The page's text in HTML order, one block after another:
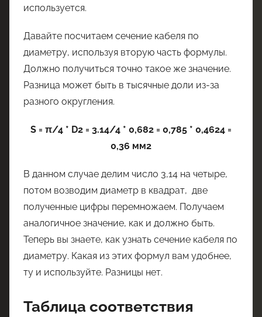
используется.
Давайте посчитаем сечение кабеля по
диаметру, используя вторую часть формулы.
Должно получиться точно такое же значение.
Разница может быть в тысячные доли из-за
разного округления.
S = π/4 * D2 = 3.14/4 * 0,682 = 0,785 * 0,4624 =
0,36 мм2
В данном случае делим число 3,14 на четыре,
потом возводим диаметр в квадрат, две
полученные цифры перемножаем. Получаем
аналогичное значение, как и должно быть.
Теперь вы знаете, как узнать сечение кабеля по
диаметру. Какая из этих формул вам удобнее,
ту и используйте. Разницы нет.
Таблица соответствия